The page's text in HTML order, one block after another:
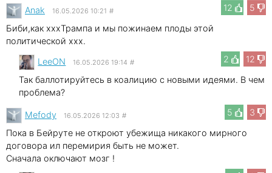
12
5
Anak 16.05.2026 10:21 #
Биби,как xxxТрампа и мы пожинаем плоды этой
политической xxx.
2
12
LeeON 16.05.2026 19:14 #
Так баллотируйтесь в коалицию с новыми идеями. В чем
проблема?
5
3
Mefody 16.05.2026 12:03 #
Пока в Бейруте не откроют убежища никакого мирного
договора ил перемирия быть не может.
Сначала оключают мозг !